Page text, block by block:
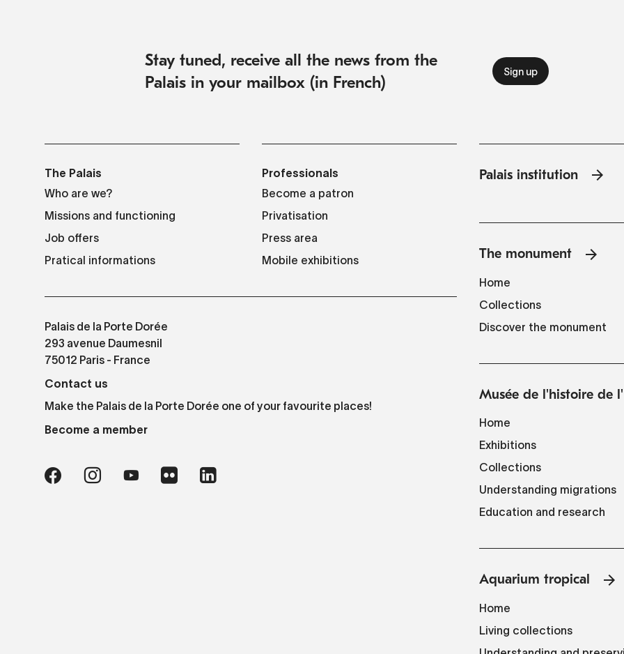
Stay tuned, receive all the news from the
Palais in your mailbox (in French)
The Palais
Who are we?
Missions and functioning
Job offers
Pratical informations
Professionals
Become a patron
Privatisation
Press area
Mobile exhibitions
Palais de la Porte Dorée
293 avenue Daumesnil
75012 Paris - France
Contact us
Make the Palais de la Porte Dorée one of your favourite places!
Become a member
Palais institution
The monument
Home
Collections
Discover the monument
Musée de l'histoire de
Home
Exhibitions
Collections
Understanding migrations
Education and research
Aquarium tropical
Home
Living collections